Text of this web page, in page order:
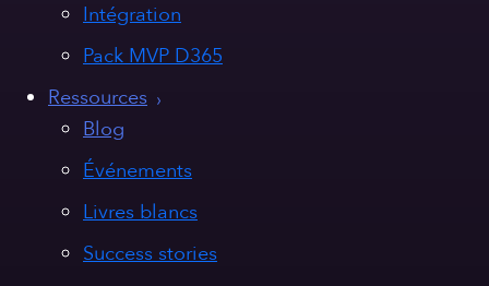
Intégration
Pack MVP D365
Ressources
Blog
Événements
Livres blancs
Success stories